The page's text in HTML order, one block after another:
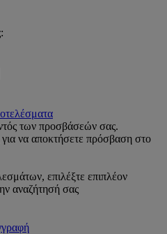
των προσβάσεών σας.
να αποκτήσετε πρόσβαση στο
επιλέξτε επιπλέον
αναζήτησή σας